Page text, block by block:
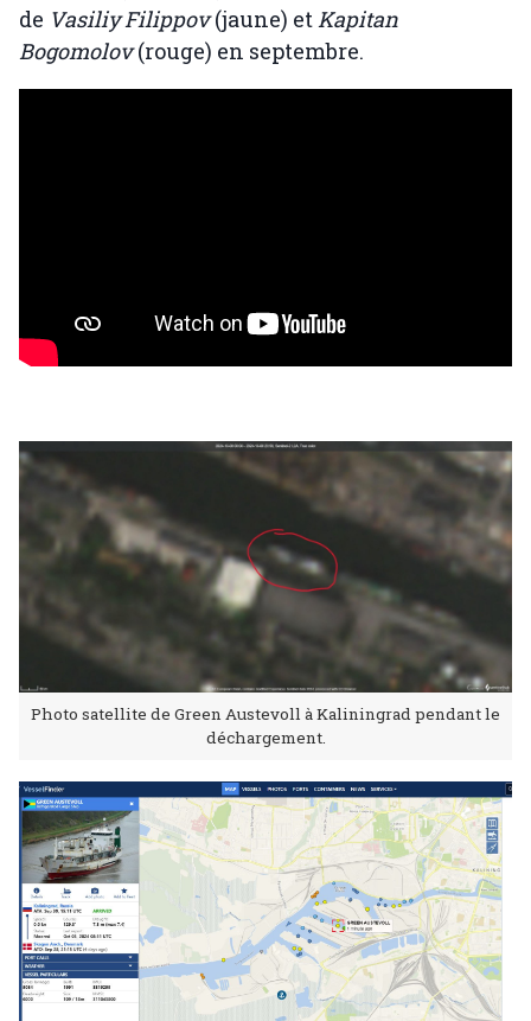
de Vasiliy Filippov(jaune) etKapitan
Bogomolov(rouge) en septembre.
Photo satellite de Green Austevoll à Kaliningrad pendant le
déchargement.